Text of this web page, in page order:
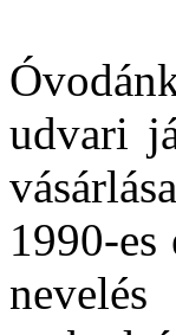
udvari
1990-